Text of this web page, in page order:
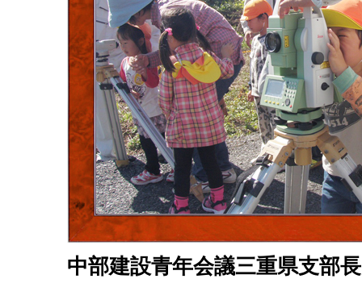
中部建設青年会議三重県支部